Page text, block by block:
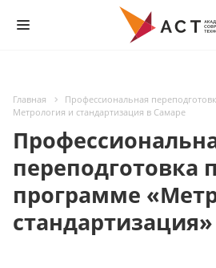
Главная Профессиональная
Метрология и стандартизация в Самаре
переподготовка
программе